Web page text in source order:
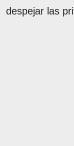
despejar las